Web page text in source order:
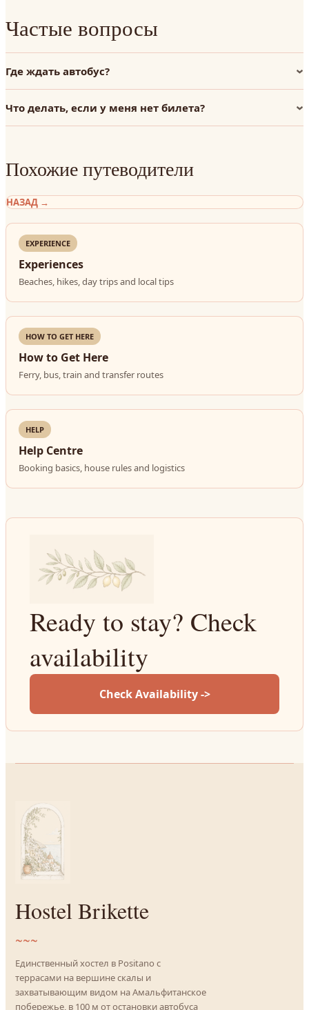
Частые вопросы
Где ждать автобус?
Что делать, если у меня нет билета?
Похожие путеводители
НАЗАД →
EXPERIENCE
Experiences
Beaches, hikes, day trips and local tips
HOW TO GET HERE
How to Get Here
Ferry, bus, train and transfer routes
HELP
Help Centre
Booking basics, house rules and logistics
Ready to stay? Check
availability
Check Availability ->
Hostel Brikette
~~~
Единственный хостел в Positano с
террасами на вершине скалы и
захватывающим видом на Амальфитанское
побережье, в 100 м от остановки автобуса